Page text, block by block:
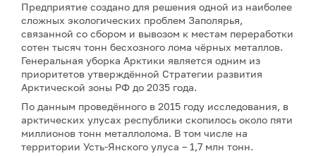
Предприятие создано для решения одной из наиболее
сложных экологических проблем Заполярья,
связанной со сбором и вывозом к местам переработки
сотен тысяч тонн бесхозного лома чёрных металлов.
Генеральная уборка Арктики является одним из
приоритетов утверждённой Стратегии развития
Арктической зоны РФ до 2035 года.
По данным проведённого в 2015 году исследования, в
арктических улусах республики скопилось около пяти
миллионов тонн металлолома. В том числе на
территории Усть-Янского улуса – 1,7 млн тонн.